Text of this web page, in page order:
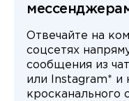
Отвечайте на
соцсетях
сообщения из
или Instagram* и
кросканального